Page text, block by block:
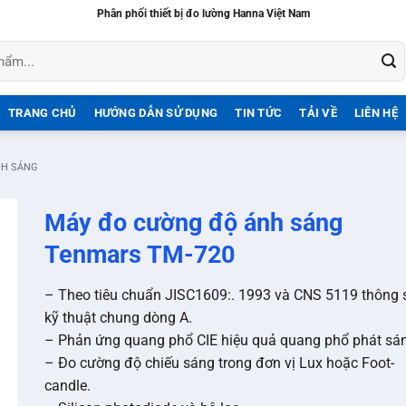
Phân phối thiết bị đo lường Hanna Việt Nam
TRANG CHỦ HƯỚNG DẪN SỬ DỤNG TIN TỨC TẢI VỀ LIÊN HỆ
SÁNG
Máy đo cường độ ánh sáng
Tenmars TM-720
– Theo tiêu chuẩn JISC1609:. 1993 và CNS 5119 thông
kỹ thuật chung dòng A.
– Phản ứng quang phổ CIE hiệu quả quang phổ phát
– Đo cường độ chiếu sáng trong đơn vị Lux hoặc Foot-
candle.